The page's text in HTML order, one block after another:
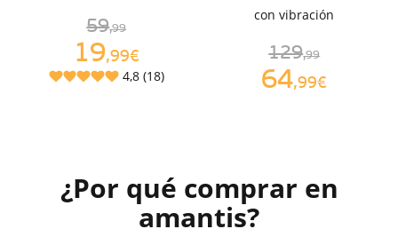
59,99
19,99€
4,8 (18)
con vibración
129,99
64,99€
¿Por qué comprar en
amantis?